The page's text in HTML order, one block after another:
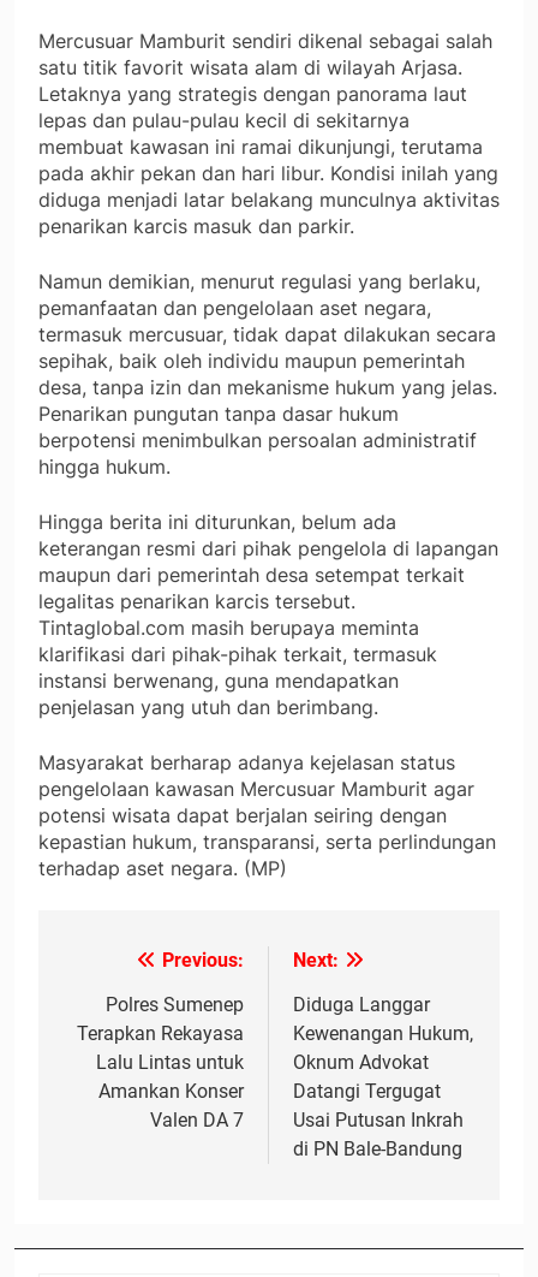
Mercusuar Mamburit sendiri dikenal sebagai salah
satu titik favorit wisata alam di wilayah Arjasa.
Letaknya yang strategis dengan panorama laut
lepas dan pulau-pulau kecil di sekitarnya
membuat kawasan ini ramai dikunjungi, terutama
pada akhir pekan dan hari libur. Kondisi inilah yang
diduga menjadi latar belakang munculnya aktivitas
penarikan karcis masuk dan parkir.
Namun demikian, menurut regulasi yang berlaku,
pemanfaatan dan pengelolaan aset negara,
termasuk mercusuar, tidak dapat dilakukan secara
sepihak, baik oleh individu maupun pemerintah
desa, tanpa izin dan mekanisme hukum yang jelas.
Penarikan pungutan tanpa dasar hukum
berpotensi menimbulkan persoalan administratif
hingga hukum.
Hingga berita ini diturunkan, belum ada
keterangan resmi dari pihak pengelola di lapangan
maupun dari pemerintah desa setempat terkait
legalitas penarikan karcis tersebut.
Tintaglobal.com masih berupaya meminta
klarifikasi dari pihak-pihak terkait, termasuk
instansi berwenang, guna mendapatkan
penjelasan yang utuh dan berimbang.
Masyarakat berharap adanya kejelasan status
pengelolaan kawasan Mercusuar Mamburit agar
potensi wisata dapat berjalan seiring dengan
kepastian hukum, transparansi, serta perlindungan
terhadap aset negara. (MP)
Navigasi
pos
Previous:
Polres Sumenep
Terapkan Rekayasa
Lalu Lintas untuk
Amankan Konser
Valen DA 7
Next:
Diduga Langgar
Kewenangan Hukum,
Oknum Advokat
Datangi Tergugat
Usai Putusan Inkrah
di PN Bale-Bandung